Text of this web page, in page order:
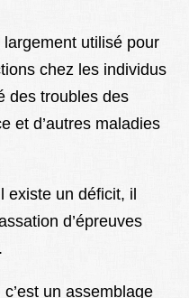
utilisé pour
chez les individus
des troubles des
et d’autres maladies
existe un déficit, il
d’épreuves
un assemblage